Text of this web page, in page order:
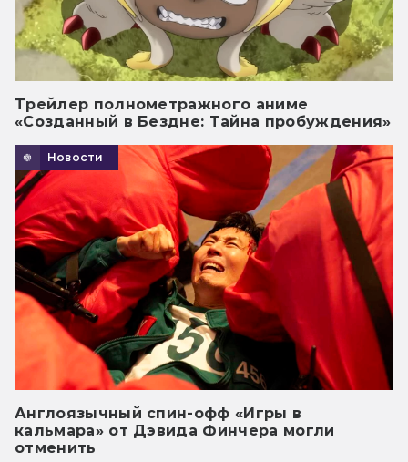
Трейлер полнометражного аниме
«Созданный в Бездне: Тайна пробуждения»
Новости
Англоязычный спин-офф «Игры в
кальмара» от Дэвида Финчера могли
отменить